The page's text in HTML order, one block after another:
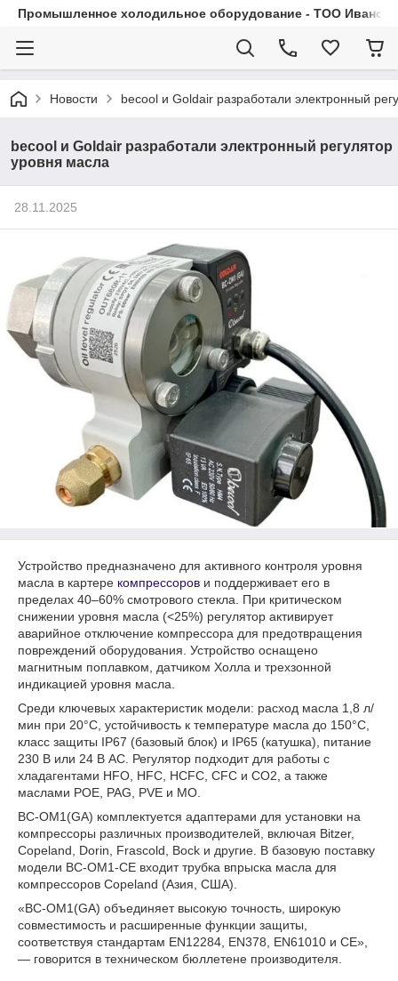
Промышленное холодильное оборудование - ТОО
Новости becool и Goldair разработали электронный
becool и Goldair разработали электронный регулятор
уровня масла
28.11.2025
Устройство предназначено для активного контроля уровня
масла в картере компрессоров и поддерживает его в
пределах 40–60% смотрового стекла. При критическом
снижении уровня масла (<25%) регулятор активирует
аварийное отключение компрессора для предотвращения
повреждений оборудования. Устройство оснащено
магнитным поплавком, датчиком Холла и трехзонной
индикацией уровня масла.
Среди ключевых характеристик модели: расход масла 1,8 л/
мин при 20°C, устойчивость к температуре масла до 150°C,
класс защиты IP67 (базовый блок) и IP65 (катушка), питание
230 В или 24 В AC. Регулятор подходит для работы с
хладагентами HFO, HFC, HCFC, CFC и CO2, а также
маслами POE, PAG, PVE и MO.
BC-OM1(GA) комплектуется адаптерами для установки на
компрессоры различных производителей, включая Bitzer,
Copeland, Dorin, Frascold, Bock и другие. В базовую поставку
модели BC-OM1-CE входит трубка впрыска масла для
компрессоров Copeland (Азия, США).
«BC-OM1(GA) объединяет высокую точность, широкую
совместимость и расширенные функции защиты,
соответствуя стандартам EN12284, EN378, EN61010 и CE»,
— говорится в техническом бюллетене производителя.